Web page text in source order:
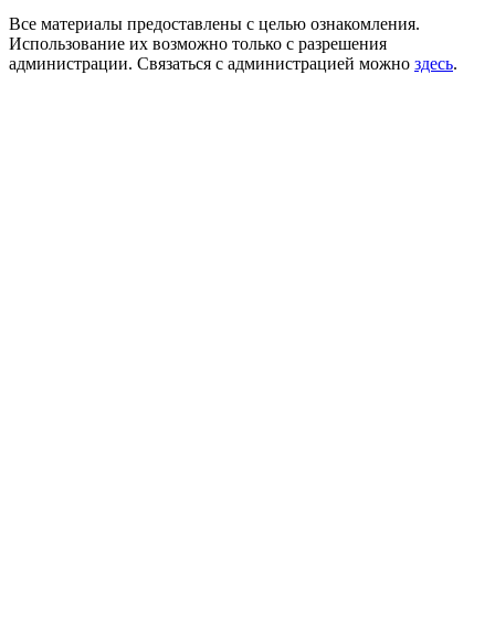
Все материалы предоставлены с целью ознакомления.
Использование их возможно только с разрешения
администрации. Связаться с администрацией можно здесь.